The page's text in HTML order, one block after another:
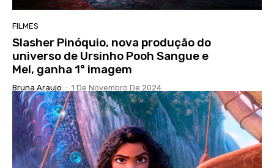
FILMES
Slasher Pinóquio, nova produção do
universo de Ursinho Pooh Sangue e
Mel, ganha 1° imagem
Bruna Araujo - 1 De Novembro De 2024